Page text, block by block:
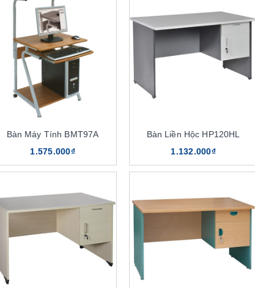
Bàn Máy Tính BMT97A
1.575.000₫
Bàn Liền Hộc HP120HL
1.132.000₫